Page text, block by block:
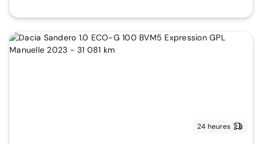
24 heures